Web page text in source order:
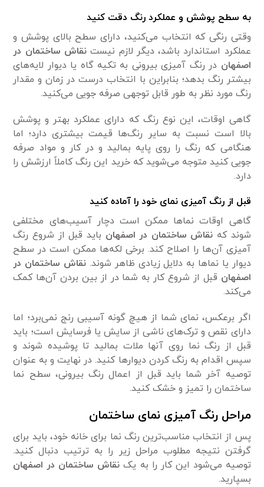
به سطح پوشش و عملکرد رنگ دقت کنید
وقتی رنگی که انتخاب می‌کنید، دارای سطح بالای پوشش و
عملکرد استاندارد باشد، دیگر لازم نیستنقاش ساختمان در
اصفهان در رنگ آمیزی بیرونی به تکیه گاه یا دیوار لایه‌های
بیشتر رنگ بدهد؛ بنابراین با انتخاب درست در زمان و مقدار
رنگ مورد نظر به طور قابل توجهی صرفه جویی می‌کنید.
گاهی اوقات، این نوع رنگ که دارای عملکرد بهتر و پوشش
بالا است نسبت به سایر رنگ‌ها قیمت بیشتری دارد؛ اما
هنگامی که رنگ را روی پایه بمالید و در کار و مواد صرفه
جویی کنید متوجه می‌شوید که خرید این رنگ کاملاً ارزشش را
دارد.
قبل از رنگ آمیزی نمای خود را آماده کنید
گاهی اوقات نماها ممکن است دچار آسیب‌های مختلفی
شوند که نقاش ساختمان در اصفهان باید قبل از شروع رنگ
آمیزی آن‌ها را اصلاح کند. برخی لکه‌ها ممکن است در سطح
دیوار یا نماها به دلایل زیادی ظاهر شوند. نقاش ساختمان در
اصفهان قبل از شروع کار به شما در از بین بردن آن‌ها کمک
می‌کند.
اگر برعکس، نمای شما از هیچ گونه آسیبی رنج نمی‌برد؛ اما
دارای نقص و ترک‌های ناشی از سایش یا فرسایش است؛ باید
قبل از رنگ نما روی آنها ملات بمالید تا پوشیده شوند و
سپس اقدام به رنگ کردن دیوارها کنید. در نهایت و به عنوان
توصیه آخر شما باید قبل از اعمال رنگ بیرونی، سطح نما
ساختمان را تمیز و خشک کنید.
مراحل رنگ آمیزی نمای ساختمان
پس از انتخاب مناسب‌ترین رنگ نما برای خانه خود، باید برای
گرفتن نتیجه مطلوب مراحل زیر را به ترتیب دنبال کنید.
توصیه می‌شود این کار را به یک نقاش ساختمان در اصفهان
بسپارید.